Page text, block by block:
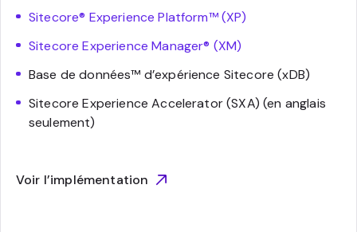
Sitecore® Experience Platform™ (XP)
Sitecore Experience Manager® (XM)
Base de données™ d’expérience Sitecore (xDB)
Sitecore Experience Accelerator (SXA) (en anglais
seulement)
Voir l’implémentation